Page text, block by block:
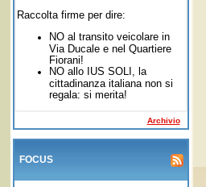
Raccolta firme per dire:
NO al transito veicolare in
Via Ducale e nel Quartiere
Fiorani!
NO allo IUS SOLI, la
cittadinanza italiana non si
regala: si merita!
Archivio
FOCUS